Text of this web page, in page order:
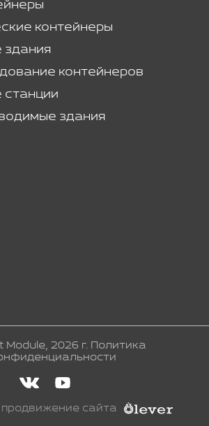
контейнеры
контейнеров
здания
Module, 2026 г. Политика
сайта